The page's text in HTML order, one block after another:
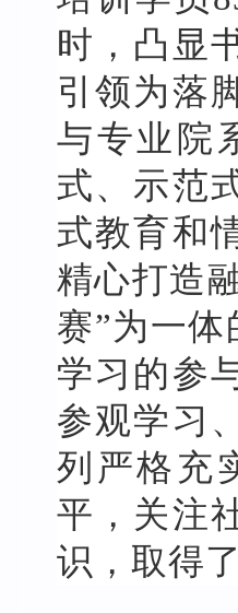
时，凸显
引领为落
与专业院
式、示范
式教育和
精心打造
赛”为一
学习的参
参观学习
列严格充
平，关注
识，取得